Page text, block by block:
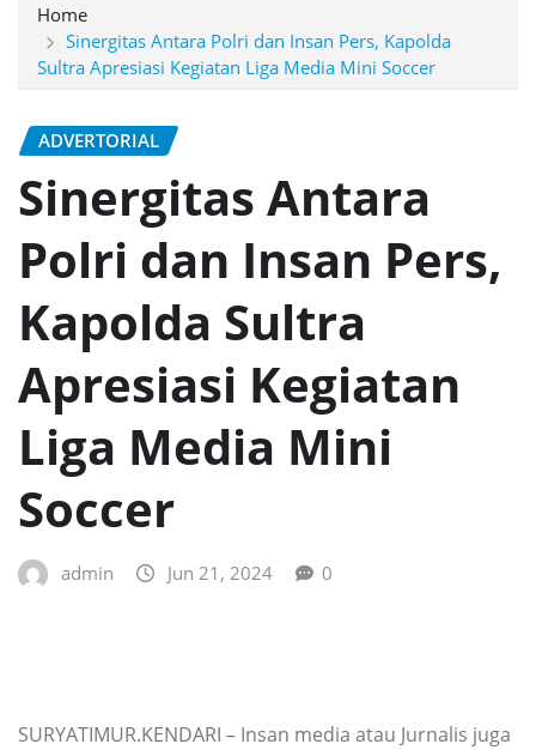
Home
Sinergitas Antara Polri dan Insan Pers, Kapolda
Sultra Apresiasi Kegiatan Liga Media Mini Soccer
ADVERTORIAL
Sinergitas Antara
Polri dan Insan Pers,
Kapolda Sultra
Apresiasi Kegiatan
Liga Media Mini
Soccer
admin Jun 21, 2024 0
SURYATIMUR.KENDARI – Insan media atau Jurnalis juga